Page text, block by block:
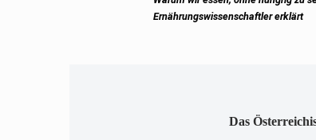
post:
Ernährungswissenschaftler erklärt
Das